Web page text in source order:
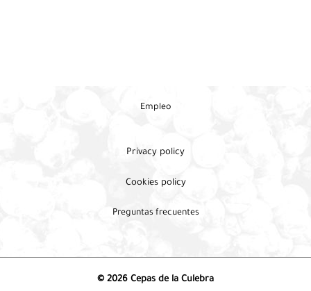
Empleo
Privacy policy
Cookies policy
Preguntas frecuentes
© 2026 Cepas de la Culebra